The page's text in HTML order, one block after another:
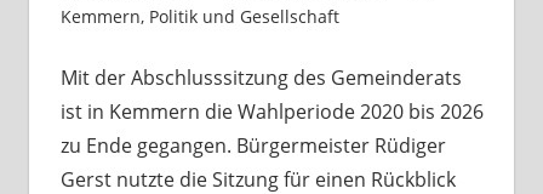
Kemmern, Politik und Gesellschaft
Mit der Abschlusssitzung des Gemeinderats
ist in Kemmern die Wahlperiode 2020 bis 2026
zu Ende gegangen. Bürgermeister Rüdiger
Gerst nutzte die Sitzung für einen Rückblick